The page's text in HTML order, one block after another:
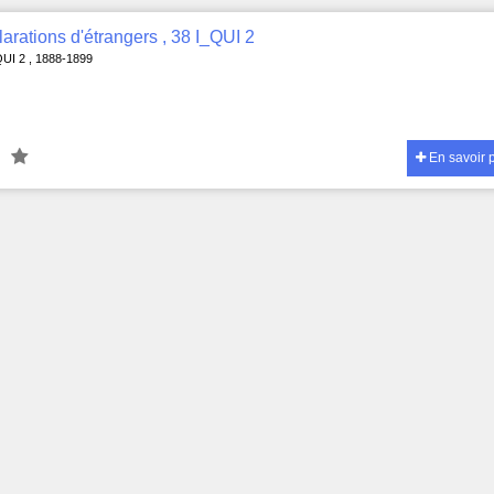
d'étrangers , 38 I_QUI 2
2 , 1888-1899
En savoir